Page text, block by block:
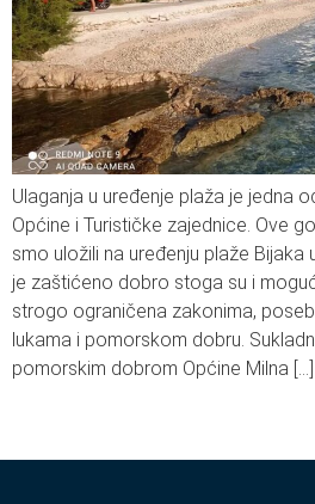
Ulaganja u uređenje plaža je jedna
Općine i Turističke zajednice. Ove
smo uložili na uređenju plaže Bijaka
je zaštićeno dobro stoga su i
strogo ograničena zakonima,
lukama i pomorskom dobru.
pomorskim dobrom Općine Milna […]